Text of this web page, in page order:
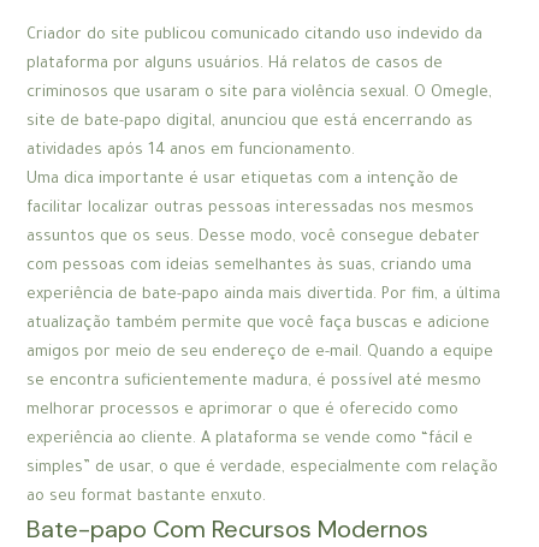
Criador do site publicou comunicado citando uso indevido da
plataforma por alguns usuários. Há relatos de casos de
criminosos que usaram o site para violência sexual. O Omegle,
site de bate-papo digital, anunciou que está encerrando as
atividades após 14 anos em funcionamento.
Uma dica importante é usar etiquetas com a intenção de
facilitar localizar outras pessoas interessadas nos mesmos
assuntos que os seus. Desse modo, você consegue debater
com pessoas com ideias semelhantes às suas, criando uma
experiência de bate-papo ainda mais divertida. Por fim, a última
atualização também permite que você faça buscas e adicione
amigos por meio de seu endereço de e-mail. Quando a equipe
se encontra suficientemente madura, é possível até mesmo
melhorar processos e aprimorar o que é oferecido como
experiência ao cliente. A plataforma se vende como “fácil e
simples” de usar, o que é verdade, especialmente com relação
ao seu format bastante enxuto.
Bate-papo Com Recursos Modernos